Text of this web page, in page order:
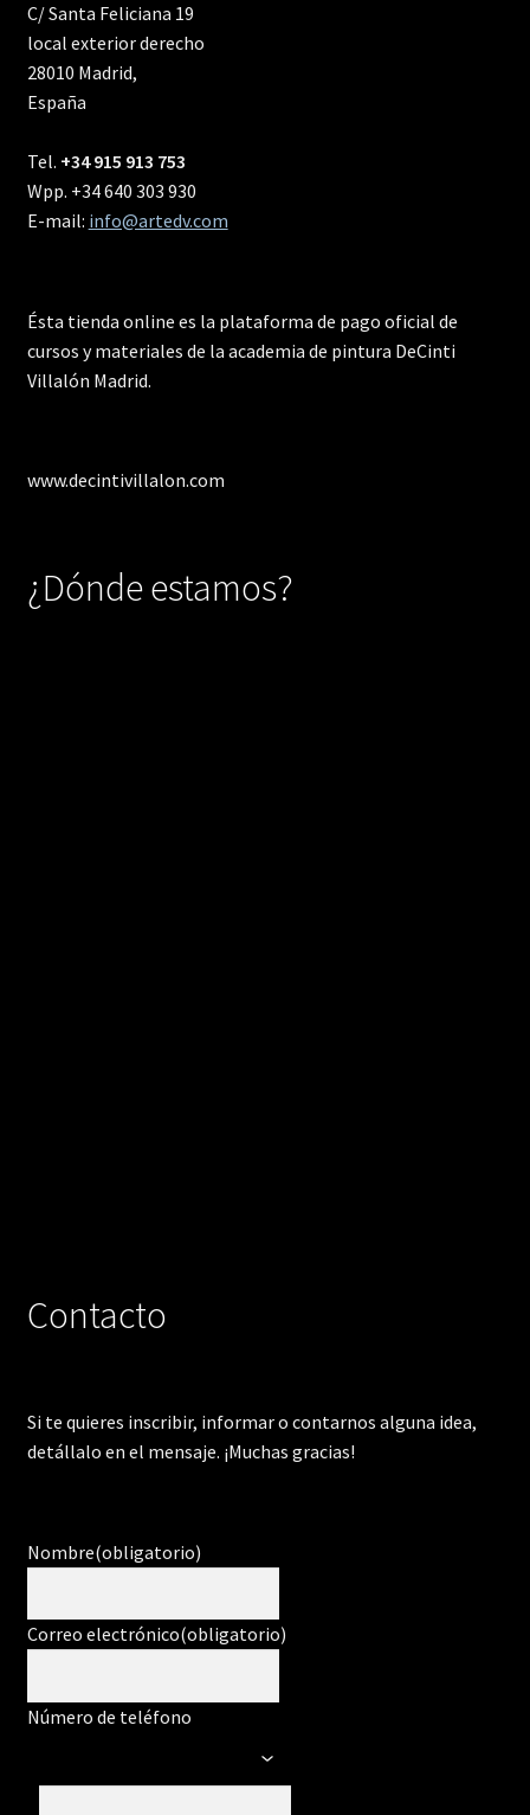
C/ Santa Feliciana 19
local exterior derecho
28010 Madrid,
España
Tel. +34 915 913 753
Wpp. +34 640 303 930
E-mail: info@artedv.com
Ésta tienda online es la plataforma de pago oficial de
cursos y materiales de la academia de pintura DeCinti
Villalón Madrid.
www.decintivillalon.com
¿Dónde estamos?
Contacto
Si te quieres inscribir, informar o contarnos alguna idea,
detállalo en el mensaje. ¡Muchas gracias!
Nombre(obligatorio)
Correo electrónico(obligatorio)
Número de teléfono